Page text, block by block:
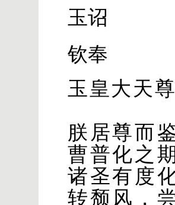
玉诏
钦奉
玉皇大天
朕居尊而
曹普化之
诸圣有度
转颓风，